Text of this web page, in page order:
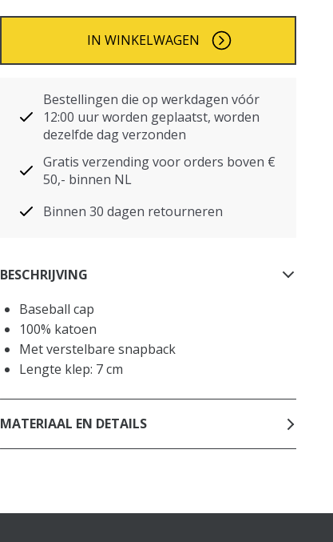
IN WINKELWAGEN
Bestellingen die op werkdagen vóór
12:00 uur worden geplaatst, worden
dezelfde dag verzonden
Gratis verzending voor orders boven €
50,- binnen NL
Binnen 30 dagen retourneren
BESCHRIJVING
Baseball cap
100% katoen
Met verstelbare snapback
Lengte klep: 7 cm
MATERIAAL EN DETAILS